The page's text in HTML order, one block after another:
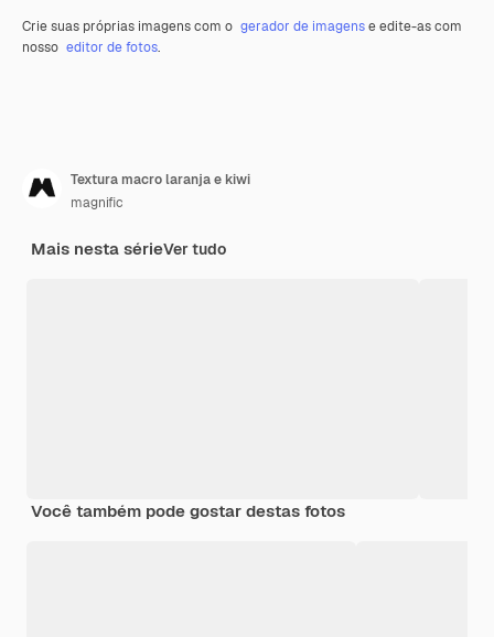
Crie suas próprias imagens com o gerador de imagense edite-as com
nosso editor de fotos.
Textura macro laranja e kiwi
magnific
Mais nesta sérieVer tudo
Você também pode gostar destas fotos